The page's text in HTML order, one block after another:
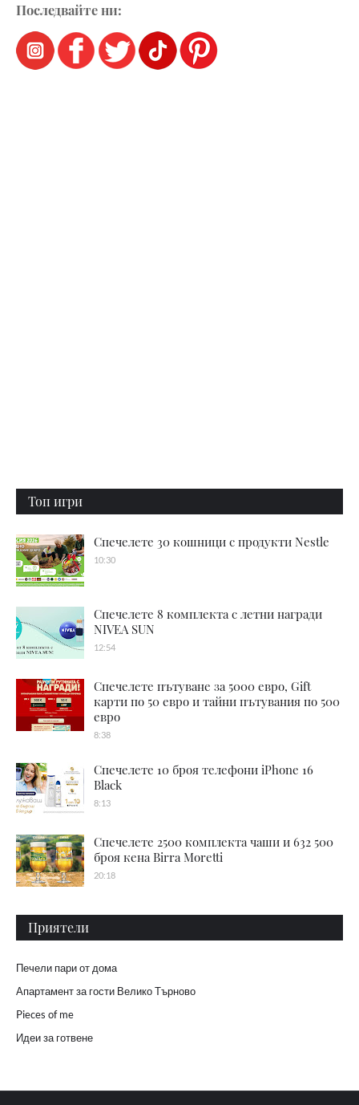
Последвайте ни:
Топ игри
Спечелете 30 кошници с продукти Nestle
10:30
Спечелете 8 комплекта с летни награди
NIVEA SUN
12:54
Спечелете пътуване за 5000 евро, Gift
карти по 50 евро и тайни пътувания по 500
евро
8:38
Спечелете 10 броя телефони iPhone 16
Black
8:13
Спечелете 2500 комплекта чаши и 632 500
броя кена Birra Moretti
20:18
Приятели
Печели пари от дома
Апартамент за гости Велико Търново
Pieces of me
Идеи за готвене